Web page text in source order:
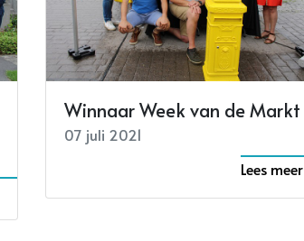
Winnaar Week van de Markt
07 juli 2021
Lees meer